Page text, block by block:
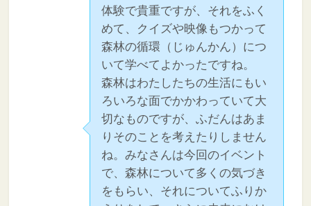
体験で貴重ですが、それをふく
めて、クイズや映像もつかって
森林の循環（じゅんかん）につ
いて学べてよかったですね。
森林はわたしたちの生活にもい
ろいろな面でかかわっていて大
切なものですが、ふだんはあま
りそのことを考えたりしません
ね。みなさんは今回のイベント
で、森林について多くの気づき
をもらい、それについてふりか